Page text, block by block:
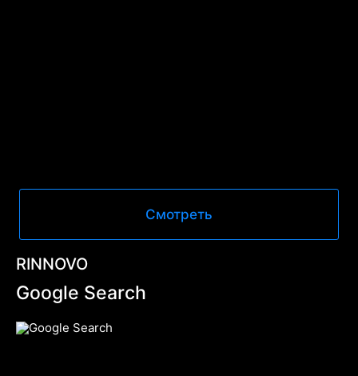
Смотреть
RINNOVO
Google Search